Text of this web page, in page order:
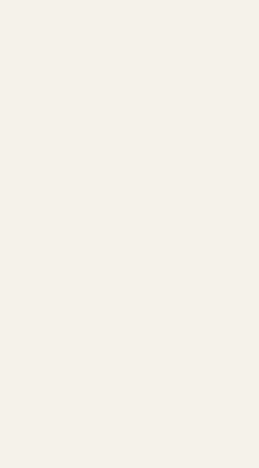
loro le soluzioni
loro reali necessità.